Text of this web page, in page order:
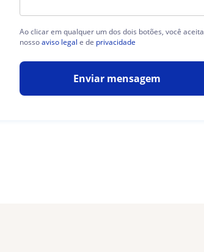
Ao clicar em qualquer um dos dois botões, você aceita
nossoaviso legal e de privacidade
Enviar mensagem